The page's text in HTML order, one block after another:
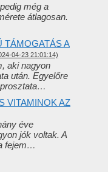
még a
átlagosan.
TÁMOGATÁS A
04-23 21:01:14)
aki nagyon
után. Egyelőre
VITAMINOK AZ
éve
jók voltak. A
fejem…